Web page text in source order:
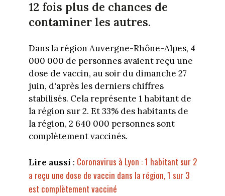
12 fois plus de chances de
contaminer les autres.
Dans la région Auvergne-Rhône-Alpes, 4
000 000 de personnes avaient reçu une
dose de vaccin, au soir du dimanche 27
juin, d'après les derniers chiffres
stabilisés. Cela représente 1 habitant de
la région sur 2. Et 33% des habitants de
la région, 2 640 000 personnes sont
complètement vaccinés.
Lire aussi : Coronavirus à Lyon : 1 habitant sur 2
a reçu une dose de vaccin dans la région, 1 sur 3
est complètement vacciné